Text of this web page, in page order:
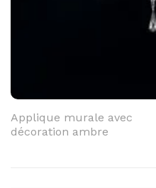
Applique murale avec
décoration ambre